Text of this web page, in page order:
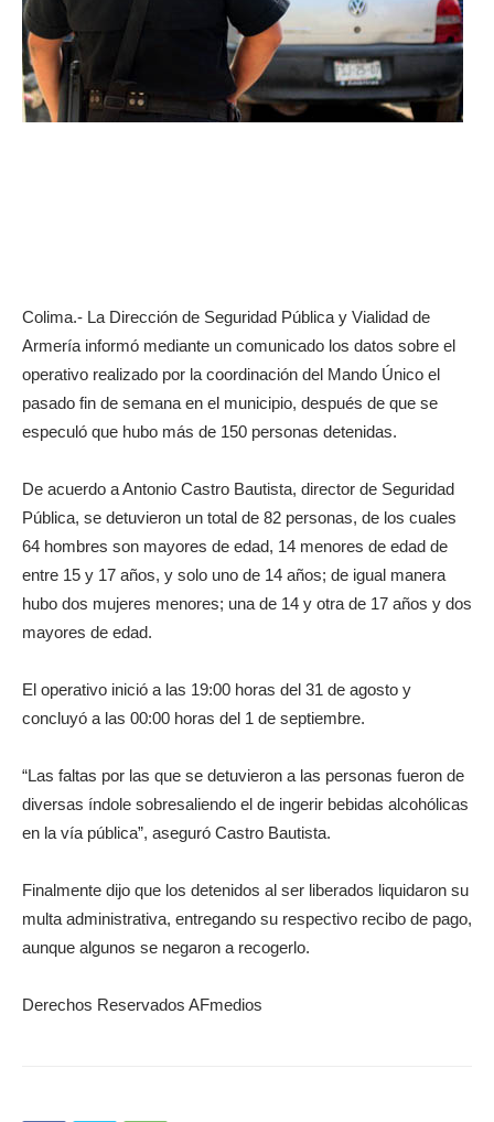
Colima.- La Dirección de Seguridad Pública y Vialidad de
Armería informó mediante un comunicado los datos sobre el
operativo realizado por la coordinación del Mando Único el
pasado fin de semana en el municipio, después de que se
especuló que hubo más de 150 personas detenidas.
De acuerdo a Antonio Castro Bautista, director de Seguridad
Pública, se detuvieron un total de 82 personas, de los cuales
64 hombres son mayores de edad, 14 menores de edad de
entre 15 y 17 años, y solo uno de 14 años; de igual manera
hubo dos mujeres menores; una de 14 y otra de 17 años y dos
mayores de edad.
El operativo inició a las 19:00 horas del 31 de agosto y
concluyó a las 00:00 horas del 1 de septiembre.
“Las faltas por las que se detuvieron a las personas fueron de
diversas índole sobresaliendo el de ingerir bebidas alcohólicas
en la vía pública”, aseguró Castro Bautista.
Finalmente dijo que los detenidos al ser liberados liquidaron su
multa administrativa, entregando su respectivo recibo de pago,
aunque algunos se negaron a recogerlo.
Derechos Reservados AFmedios